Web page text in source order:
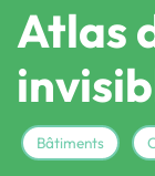
Atlas
Bâtiments